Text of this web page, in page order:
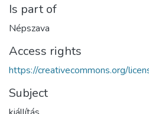
Is part of
Népszava
Access rights
https://creativecommons.org/
Subject